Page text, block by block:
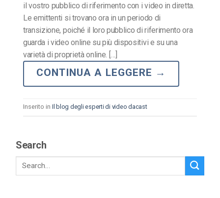
il vostro pubblico di riferimento con i video in diretta.
Le emittenti si trovano ora in un periodo di
transizione, poiché il loro pubblico di riferimento ora
guarda i video online su più dispositivi e su una
varietà di proprietà online. […]
CONTINUA A LEGGERE →
Inserito in Il blog degli esperti di video dacast
Search